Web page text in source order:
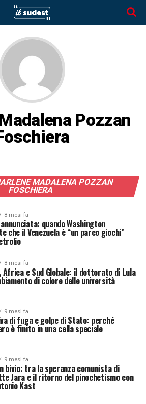
Pozzan
MADALENA POZZAN
FOSCHIERA
8 mesi fa
quando Washington
che il Venezuela è “un parco giochi”
8 mesi fa
Africa e Sud Globale: il dottorato di Lula
di colore delle università
9 mesi fa
di fuga e golpe di Stato: perché
è finito in una cella speciale
9 mesi fa
bivio: tra la speranza comunista di
Jara e il ritorno del pinochetismo con
Kast